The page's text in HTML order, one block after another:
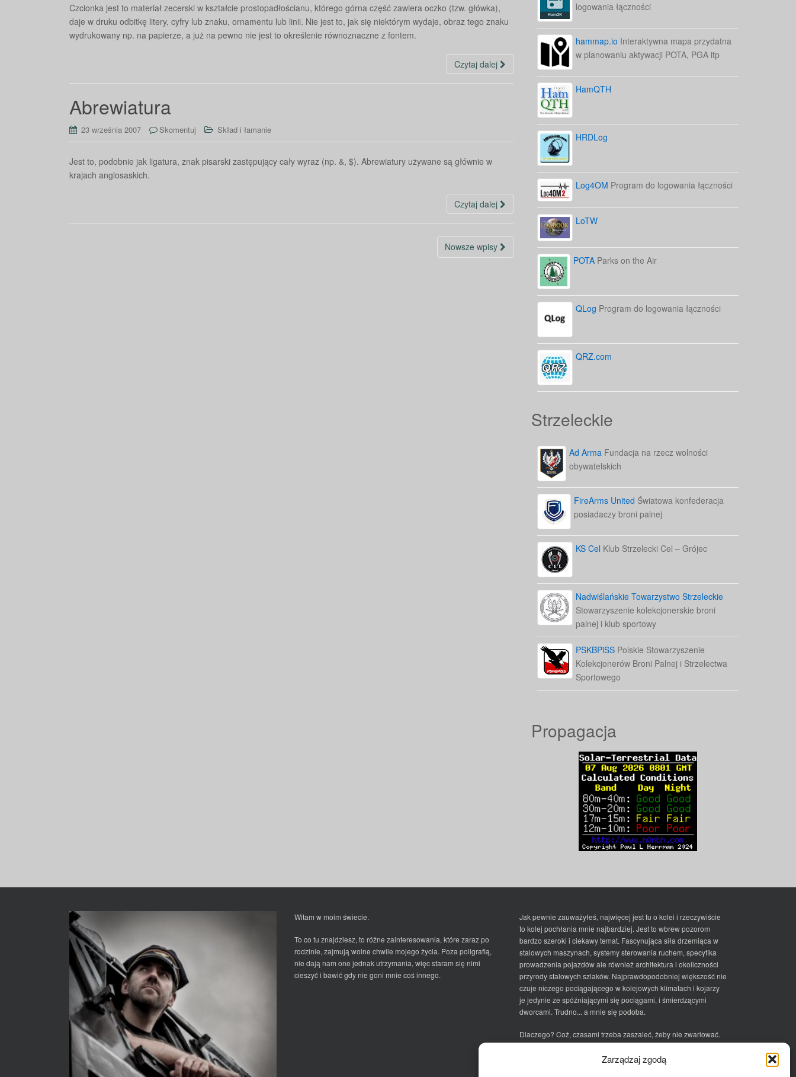
Zarządzaj zgodą
Czcionka jest to materiał zecerski w kształcie prostopadłościanu, którego górna część zawiera oczko (tzw. główka),
daje w druku odbitkę litery, cyfry lub znaku, ornamentu lub linii. Nie jest to, jak się niektórym wydaje, obraz tego znaku
wydrukowany np. na papierze, a już na pewno nie jest to określenie równoznaczne z fontem.
Czytaj dalej
Abrewiatura
23 września 2007 Skomentuj Skład i łamanie
Jest to, podobnie jak ligatura, znak pisarski zastępujący cały wyraz (np. &, $). Abrewiatury używane są głównie w
krajach anglosaskich.
Czytaj dalej
Nowsze wpisy
logowania łączności
hammap.io Interaktywna mapa przydatna
w planowaniu aktywacji POTA, PGA itp
HamQTH
HRDLog
Log4OM Program do logowania łączności
LoTW
POTA Parks on the Air
QLog Program do logowania łączności
QRZ.com
Strzeleckie
Ad Arma Fundacja na rzecz wolności
obywatelskich
FireArms United Światowa konfederacja
posiadaczy broni palnej
KS Cel Klub Strzelecki Cel – Grójec
Nadwiślańskie Towarzystwo Strzeleckie
Stowarzyszenie kolekcjonerskie broni
palnej i klub sportowy
PSKBPiSS Polskie Stowarzyszenie
Kolekcjonerów Broni Palnej i Strzelectwa
Sportowego
Propagacja
Witam w moim świecie.
To co tu znajdziesz, to różne zainteresowania, które zaraz po
rodzinie, zajmują wolne chwile mojego życia. Poza poligrafią,
nie dają nam one jednak utrzymania, więc staram się nimi
cieszyć i bawić gdy nie goni mnie coś innego.
Jak pewnie zauważyłeś, najwięcej jest tu o kolei i rzeczywiście
to kolej pochłania mnie najbardziej. Jest to wbrew pozorom
bardzo szeroki i ciekawy temat. Fascynująca siła drzemiąca w
stalowych maszynach, systemy sterowania ruchem, specyfika
prowadzenia pojazdów ale również architektura i okoliczności
przyrody stalowych szlaków. Najprawdopodobniej większość nie
czuje niczego pociągającego w kolejowych klimatach i kojarzy
je jedynie ze spóźniającymi się pociągami, i śmierdzącymi
dworcami. Trudno... a mnie się podoba.
Dlaczego? Coż, czasami trzeba zaszaleć, żeby nie zwariować.